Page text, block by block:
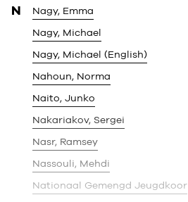
N Nagy, Emma
Nagy, Michael
Nagy, Michael (English)
Nahoun, Norma
Naito, Junko
Nakariakov, Sergei
Nasr, Ramsey
Nassouli, Mehdi
Nationaal Gemengd Jeugdkoor